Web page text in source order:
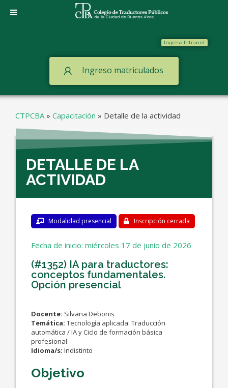
Ingreso Intranet
Ingreso matriculados
CTPCBA» Capacitación » Detalle de la actividad
DETALLE DE LA
ACTIVIDAD
Modalidad presencial Inscripción cerrada
Fecha de inicio: miércoles 17 de junio de 2026
(#1352) IA para traductores:
conceptos fundamentales.
Opción presencial
Docente: Silvana Debonis
Temática: Tecnología aplicada: Traducción
automática / IA y Ciclo de formación básica
profesional
Idioma/s: Indistinto
Objetivo